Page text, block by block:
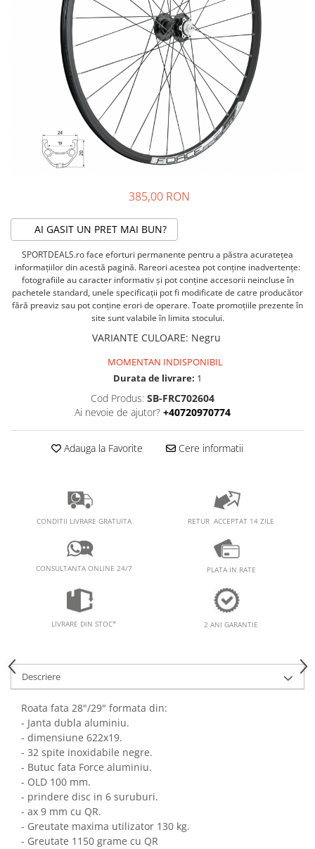
18" (varsta 5-7 ani)
16" (varsta 4-6 ani)
14" (varsta 3-5 ani)
12" (varsta 2-4 ani)
BALANCE BIKE (varsta 2-3 ani)
ALTE ACCESORII
SUPORTI/STANDURI
SCAUNE COPII
COMPONENTE
ANVELOPE SI CAMERE
CADRE SI PIESE
DIRECTIE
PIESE E-BIKE
ROTI SI PIESE
RULMENTI
SEI SI COMPONENTE
TRANSMISIE
HANORACE
INCALTAMINTE
HUSE PANTOFI
PANTOFI CASUAL
PANTOFI CICLISM
OCHELARI
LENTILE
OCHELARI CASUAL
ARMURI
PROTECTII GENUNCHI
ALTE PROTECTII
PANTALONI PROTECTIE
RECUPERARE SI INGRIJIRE
SEPCI /CACIULI / BANDANE
PROSOAPE FITNESS/YOGA
BANDAJE/PROTECTII/RECUPERARE
SALTELE/COVOARE/PAVAJE
385,00 RON
AI GASIT UN PRET MAI BUN?
SPORTDEALS.ro face eforturi permanente pentru a păstra acurateţea
informaţiilor din acestă pagină. Rareori acestea pot conţine inadvertenţe:
fotografiile au caracter informativ şi pot conţine accesorii neincluse în
pachetele standard, unele specificaţii pot fi modificate de catre producător
fără preaviz sau pot conţine erori de operare. Toate promoţiile prezente în
site sunt valabile în limita stocului.
VARIANTE CULOARE: Negru
MOMENTAN INDISPONIBIL
Durata de livrare: 1
Cod Produs: SB-FRC702604
Ai nevoie de ajutor? +40720970774
Adauga la Favorite Cere informatii
CONDITII LIVRARE GRATUITA RETUR ACCEPTAT 14 ZILE
CONSULTANTA ONLINE 24/7 PLATA IN RATE
LIVRARE DIN STOC* 2 ANI GARANTIE
Descriere
Roata fata 28"/29" formata din:
- Janta dubla aluminiu.
- dimensiune 622x19.
- 32 spite inoxidabile negre.
- Butuc fata Force aluminiu.
- OLD 100 mm.
- prindere disc in 6 suruburi.
- ax 9 mm cu QR.
- Greutate maxima utilizator 130 kg.
- Greutate 1150 grame cu QR